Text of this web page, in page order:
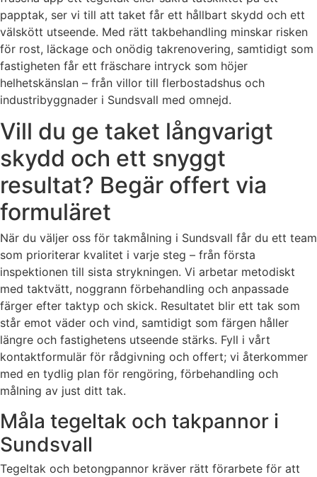
papptak, ser vi till att taket får ett hållbart skydd och ett
välskött utseende. Med rätt takbehandling minskar risken
för rost, läckage och onödig takrenovering, samtidigt som
fastigheten får ett fräschare intryck som höjer
helhetskänslan – från villor till flerbostadshus och
industribyggnader i Sundsvall med omnejd.
Vill du ge taket långvarigt
skydd och ett snyggt
resultat? Begär offert via
formuläret
När du väljer oss för takmålning i Sundsvall får du ett team
som prioriterar kvalitet i varje steg – från första
inspektionen till sista strykningen. Vi arbetar metodiskt
med taktvätt, noggrann förbehandling och anpassade
färger efter taktyp och skick. Resultatet blir ett tak som
står emot väder och vind, samtidigt som färgen håller
längre och fastighetens utseende stärks. Fyll i vårt
kontaktformulär för rådgivning och offert; vi återkommer
med en tydlig plan för rengöring, förbehandling och
målning av just ditt tak.
Måla tegeltak och takpannor i
Sundsvall
Tegeltak och betongpannor kräver rätt förarbete för att